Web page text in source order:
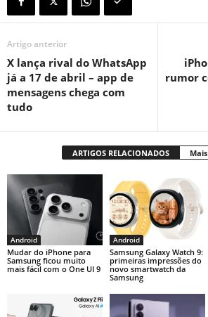
Artigo anterior
X lança rival do WhatsApp
já a 17 de abril – app de
mensagens chega com
tudo
rumor
ARTIGOS RELACIONADOS
Android
Mudar do iPhone para
Samsung ficou muito
mais fácil com o One UI 9
Android
Samsung Galaxy Watch 9:
primeiras impressões do
novo smartwatch da
Samsung